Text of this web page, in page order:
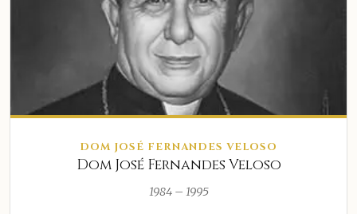
DOM JOSÉ FERNANDES VELOSO
Dom José Fernandes Veloso
1984 – 1995